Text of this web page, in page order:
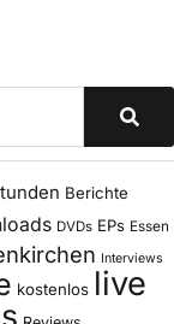
Berichte
DVDs EPs Essen
Interviews
kostenlos live